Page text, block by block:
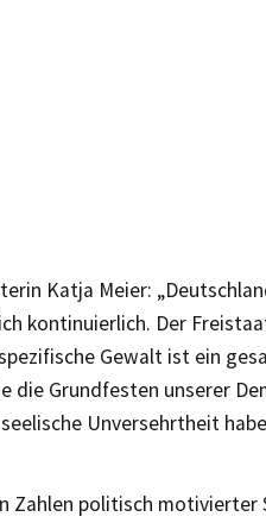
Katja Meier:
kontinuierlich. Der
Gewalt ist ein
die Grundfesten unserer
Unversehrtheit
Zahlen politisch